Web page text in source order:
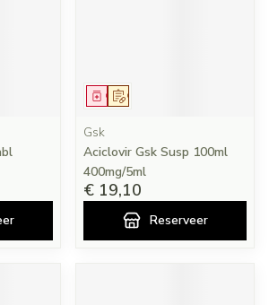
Op voorschrift
Geneesmiddel
Gsk
Aciclovir Gsk Susp 100ml
400mg/5ml
€ 19,10
Reserveer